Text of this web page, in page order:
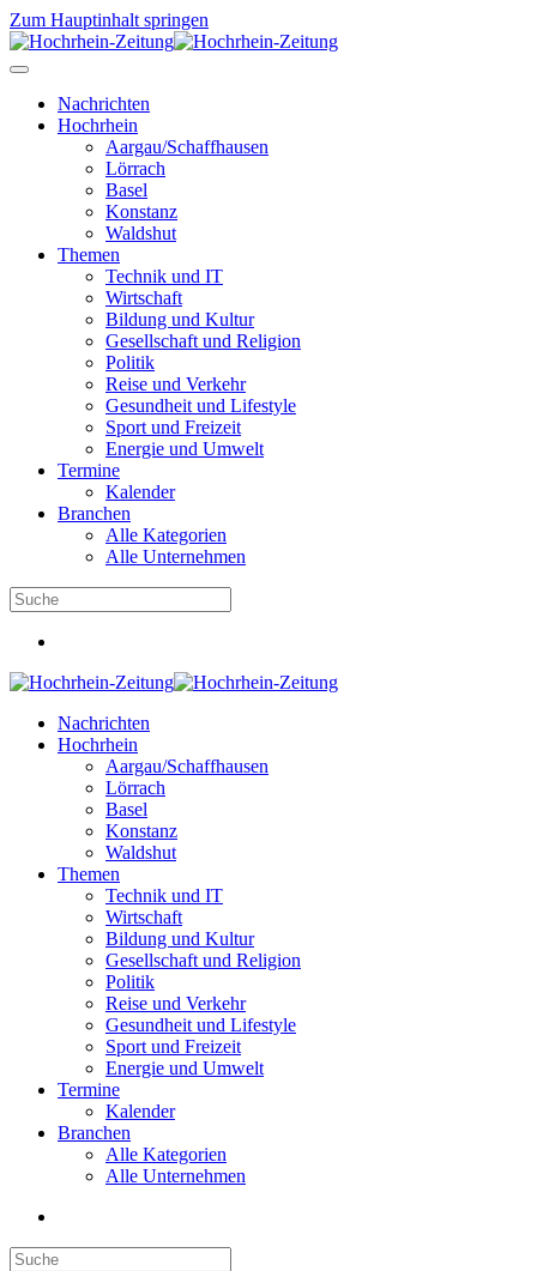
Zum Hauptinhalt springen
Nachrichten
Hochrhein
Aargau/Schaffhausen
Lörrach
Basel
Konstanz
Waldshut
Themen
Technik und IT
Wirtschaft
Bildung und Kultur
Gesellschaft und Religion
Politik
Reise und Verkehr
Gesundheit und Lifestyle
Sport und Freizeit
Energie und Umwelt
Termine
Kalender
Branchen
Alle Kategorien
Alle Unternehmen
Nachrichten
Hochrhein
Aargau/Schaffhausen
Lörrach
Basel
Konstanz
Waldshut
Themen
Technik und IT
Wirtschaft
Bildung und Kultur
Gesellschaft und Religion
Politik
Reise und Verkehr
Gesundheit und Lifestyle
Sport und Freizeit
Energie und Umwelt
Termine
Kalender
Branchen
Alle Kategorien
Alle Unternehmen